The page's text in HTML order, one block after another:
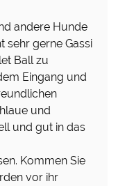
andere Hunde
sehr gerne Gassi
Ball zu
Eingang und
und
und gut in das
Kommen Sie
vor ihr